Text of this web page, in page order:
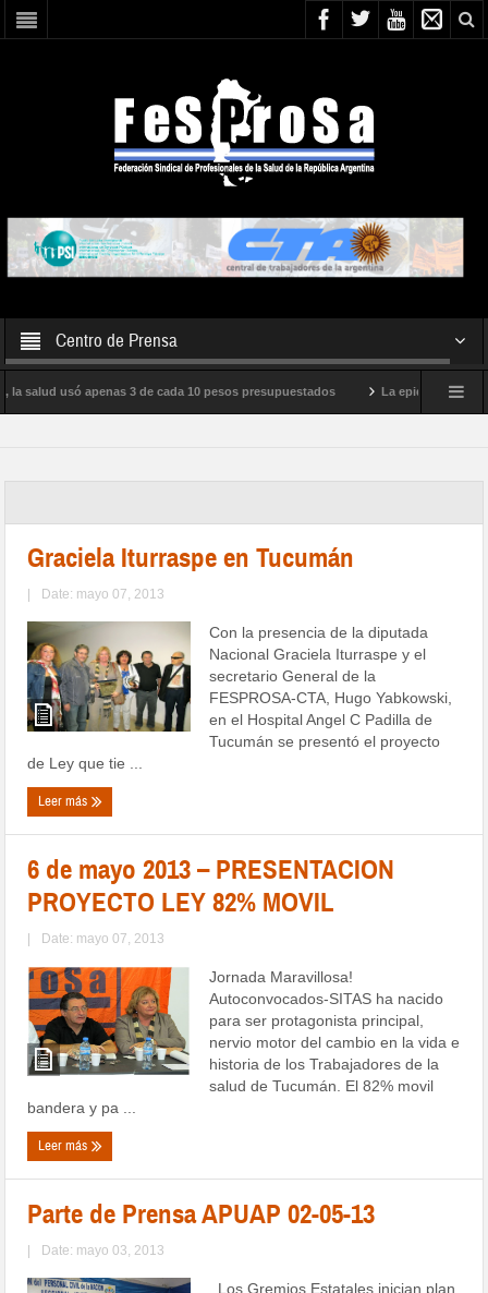
Centro de Prensa
usó apenas 3 de cada 10 pesos presupuestados La epidemia de
Graciela Iturraspe en Tucumán
| Date: mayo 07, 2013
Con la presencia de la diputada
Nacional Graciela Iturraspe y el
secretario General de la
FESPROSA-CTA, Hugo Yabkowski,
en el Hospital Angel C Padilla de
Tucumán se presentó el proyecto
de Ley que tie ...
Leer más
6 de mayo 2013 – PRESENTACION
PROYECTO LEY 82% MOVIL
| Date: mayo 07, 2013
Jornada Maravillosa!
Autoconvocados-SITAS ha nacido
para ser protagonista principal,
nervio motor del cambio en la vida e
historia de los Trabajadores de la
salud de Tucumán. El 82% movil
bandera y pa ...
Leer más
Parte de Prensa APUAP 02-05-13
| Date: mayo 03, 2013
Los Gremios Estatales inician plan